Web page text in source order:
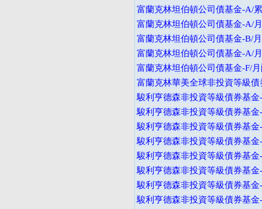
富蘭克林坦伯頓公司債基金-A/
富蘭克林坦伯頓公司債基金-A/
富蘭克林坦伯頓公司債基金-B/
富蘭克林坦伯頓公司債基金-A/
富蘭克林坦伯頓公司債基金-F/
富蘭克林華美全球非投資等級
駿利亨德森非投資等級債券基
駿利亨德森非投資等級債券基
駿利亨德森非投資等級債券基
駿利亨德森非投資等級債券基
駿利亨德森非投資等級債券基金
駿利亨德森非投資等級債券基
駿利亨德森非投資等級債券基
駿利亨德森非投資等級債券基